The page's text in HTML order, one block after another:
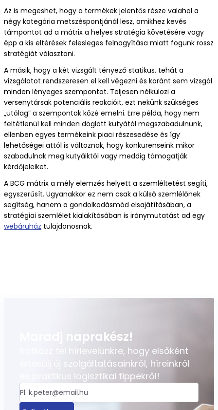
Az is megeshet, hogy a termékek jelentős része valahol a
négy kategória metszéspontjánál lesz, amikhez kevés
támpontot ad a mátrix a helyes stratégia követésére vagy
épp a kis eltérések felesleges felnagyítása miatt fogunk rossz
stratégiát választani.
A másik, hogy a két vizsgált tényező statikus, tehát a
vizsgálatot rendszeresen el kell végezni és koránt sem vizsgál
minden lényeges szempontot. Teljesen nélkülözi a
versenytársak potenciális reakcióit, ezt nekünk szükséges
„utólag” a szempontok közé emelni. Erre példa, hogy nem
feltétlenül kell minden döglött kutyától megszabadulnunk,
ellenben egyes termékeink piaci részesedése és így
lehetőségei attól is változnak, hogy konkurenseink mikor
szabadulnak meg kutyáiktól vagy meddig támogatják
kérdőjeleiket.
A BCG mátrix a mély elemzés helyett a szemléltetést segíti,
egyszerűsít. Ugyanakkor ez nem csak a külső szemlélőnek
segítség, hanem a gondolkodásmód elsajátításában, a
stratégiai szemlélet kialakításában is iránymutatást ad egy
webáruház tulajdonosnak.
Maradj naprakész!
Iratkozz fel hírlevelünkre, hogy elsőként
értesülj új szolgáltatásainkról, híreinkről
és praktikus logisztikai tippekről!